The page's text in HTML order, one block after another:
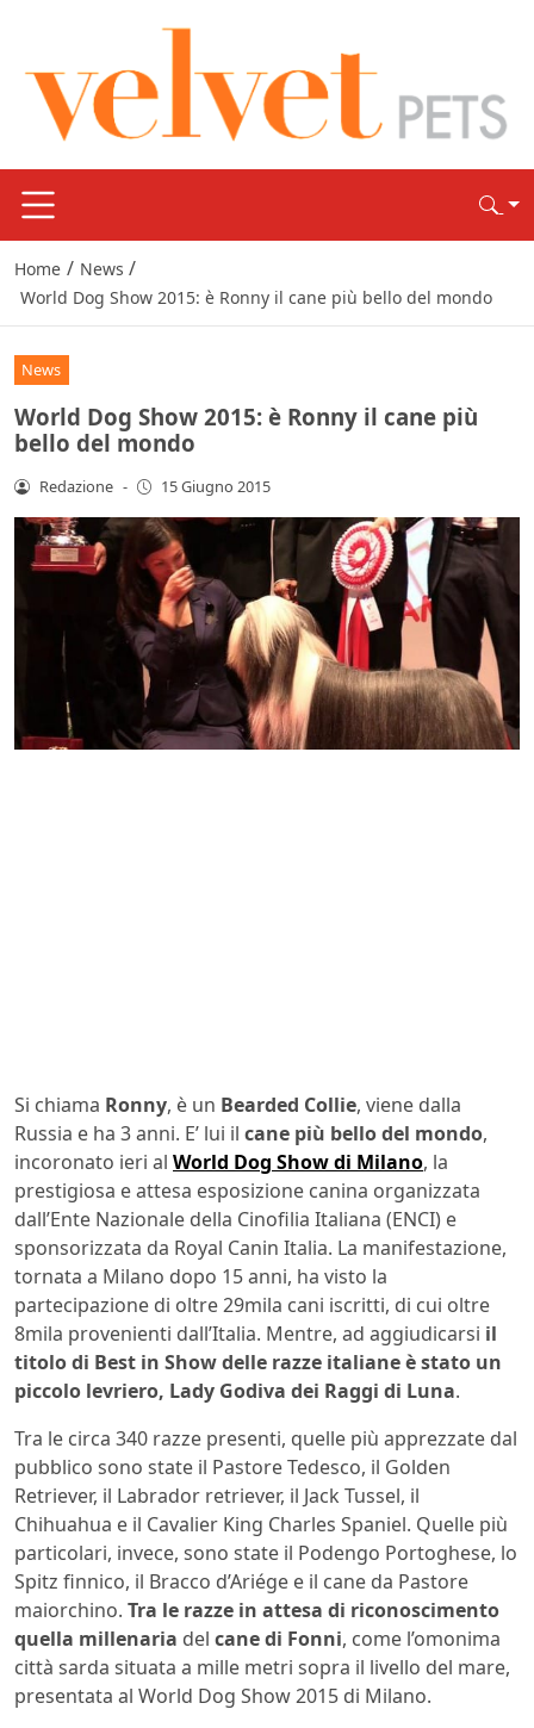
Home / News /
World Dog Show 2015: è Ronny il cane più bello del mondo
News
World Dog Show 2015: è Ronny il cane più
bello del mondo
Redazione - 15 Giugno 2015
Si chiama Ronny, è un Bearded Collie, viene dalla
Russia e ha 3 anni. E’ lui il cane più bello del mondo,
incoronato ieri al World Dog Show di Milano, la
prestigiosa e attesa esposizione canina organizzata
dall’Ente Nazionale della Cinofilia Italiana (ENCI) e
sponsorizzata da Royal Canin Italia. La manifestazione,
tornata a Milano dopo 15 anni, ha visto la
partecipazione di oltre 29mila cani iscritti, di cui oltre
8mila provenienti dall’Italia. Mentre, ad aggiudicarsi il
titolo di Best in Show delle razze italiane è stato un
piccolo levriero, Lady Godiva dei Raggi di Luna.
Tra le circa 340 razze presenti, quelle più apprezzate dal
pubblico sono state il Pastore Tedesco, il Golden
Retriever, il Labrador retriever, il Jack Tussel, il
Chihuahua e il Cavalier King Charles Spaniel. Quelle più
particolari, invece, sono state il Podengo Portoghese, lo
Spitz finnico, il Bracco d’Ariége e il cane da Pastore
maiorchino. Tra le razze in attesa di riconoscimento
quella millenaria del cane di Fonni, come l’omonima
città sarda situata a mille metri sopra il livello del mare,
presentata al World Dog Show 2015 di Milano.